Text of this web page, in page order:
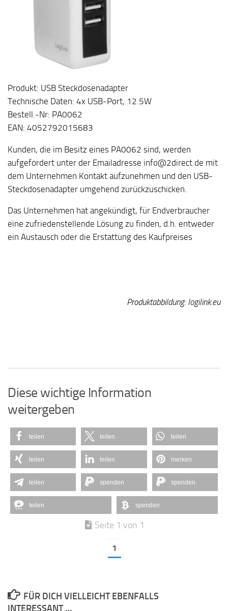
Produkt: USB Steckdosenadapter
Technische Daten: 4x USB-Port, 12.5W
Bestell.-Nr: PA0062
EAN: 4052792015683
Kunden, die im Besitz eines PA0062 sind, werden
aufgefordert unter der Emailadresse info@2direct.de mit
dem Unternehmen Kontakt aufzunehmen und den USB-
Steckdosenadapter umgehend zurückzuschicken.
Das Unternehmen hat angekündigt, für Endverbraucher
eine zufriedenstellende Lösung zu finden, d.h. entweder
ein Austausch oder die Erstattung des Kaufpreises
Produktabbildung: logilink.eu
Diese wichtige Information
weitergeben
teilen teilen teilen
teilen teilen merken
teilen spenden spenden
teilen spenden
Seite 1 von 1
1
FÜR DICH VIELLEICHT EBENFALLS
INTERESSANT …